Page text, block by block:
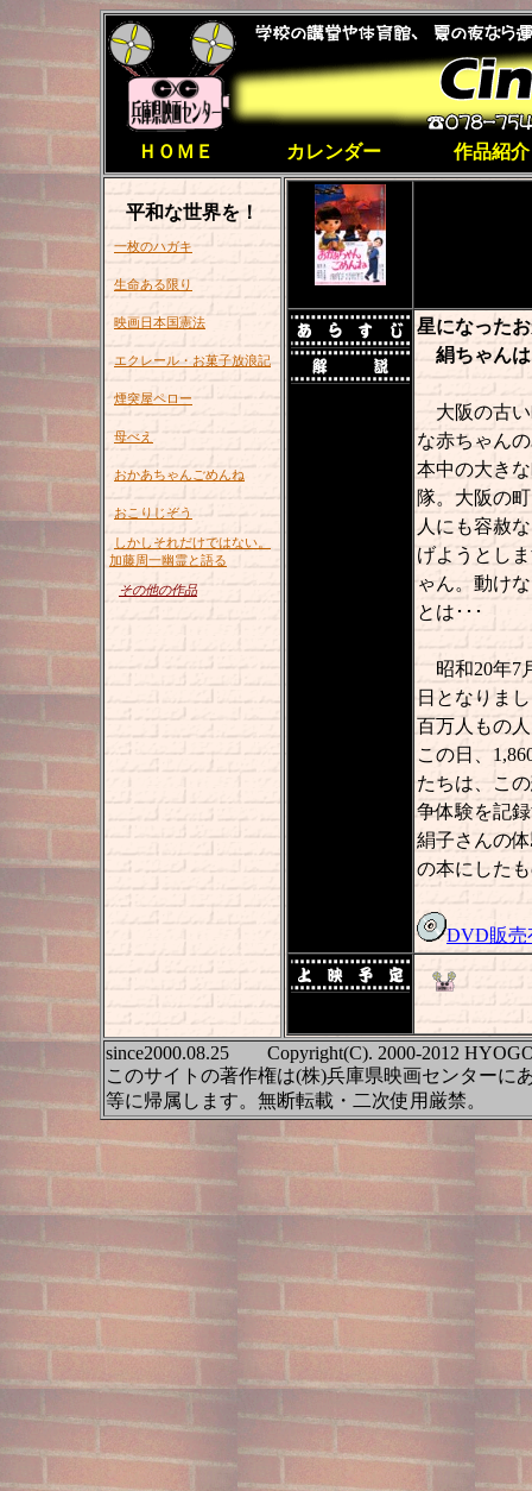
ＨＯＭＥ カレンダー 作品紹介
平和な世界を！
一枚のハガキ
生命ある限り
映画日本国憲法
エクレール・お菓子放浪記
煙突屋ペロー
母べえ
おかあちゃんごめんね
おこりじぞう
しかしそれだけではない。
加藤周一幽霊と語る
その他の作品
星になった
絹ちゃんは
大阪の古い
な赤ちゃん
本中の大き
隊。大阪の
人にも容赦
げようとし
ゃん。動け
とは･･･
昭和20年7
日となりま
百万人もの
この日、
たちは、こ
争体験を記
絹子さんの
の本にした
DVD販売
since2000.08.25 Copyright(C). 2000-2012
このサイトの著作権は(株)兵庫県映画センターに
等に帰属します。無断転載・二次使用厳禁。